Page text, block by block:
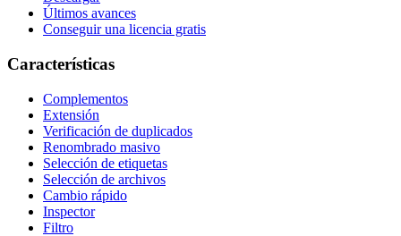
Últimos avances
Conseguir una licencia gratis
Características
Complementos
Extensión
Verificación de duplicados
Renombrado masivo
Selección de etiquetas
Selección de archivos
Cambio rápido
Inspector
Filtro